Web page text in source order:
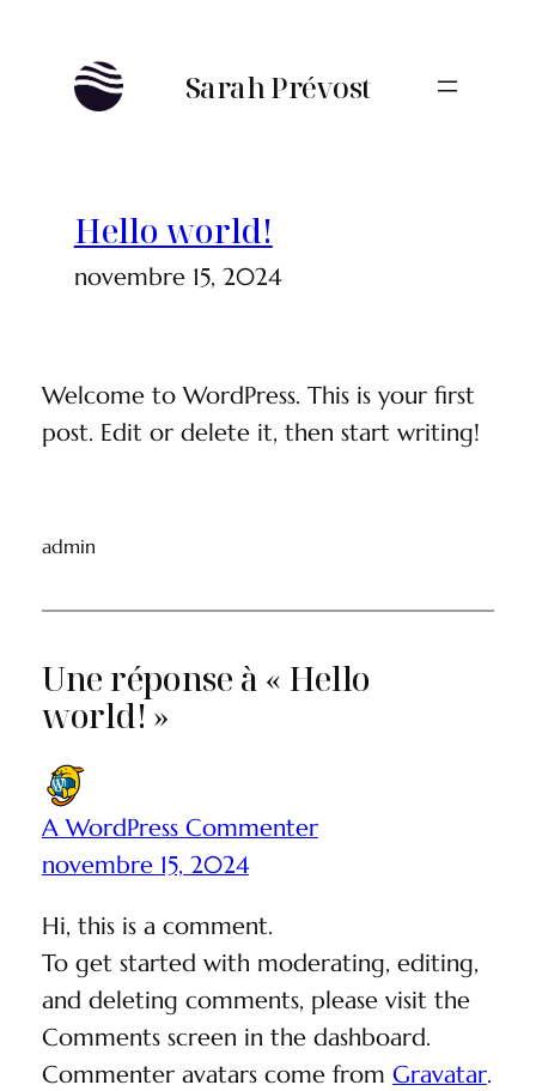
contenu
Sarah Prévost
Hello world!
novembre 15, 2024
Welcome to WordPress. This is your first
post. Edit or delete it, then start writing!
admin
Une réponse à « Hello
world! »
A WordPress Commenter
novembre 15, 2024
Hi, this is a comment.
To get started with moderating, editing,
and deleting comments, please visit the
Comments screen in the dashboard.
Commenter avatars come from Gravatar.